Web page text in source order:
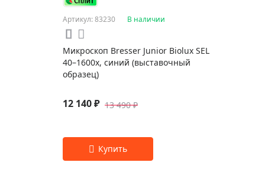
Артикул: 83230 В наличии
Микроскоп Bresser Junior Biolux SEL
40–1600x, синий (выставочный
образец)
12 140 ₽ 13 490 ₽